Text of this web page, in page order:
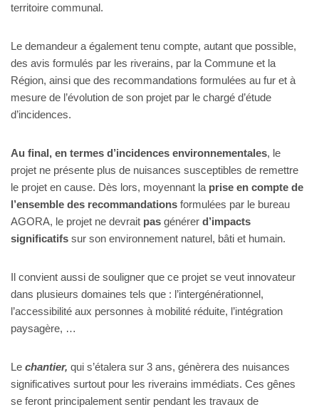
territoire communal.
Le demandeur a également tenu compte, autant que possible,
des avis formulés par les riverains, par la Commune et la
Région, ainsi que des recommandations formulées au fur et à
mesure de l’évolution de son projet par le chargé d’étude
d’incidences.
Au final, en termes d’incidences environnementales, le
projet ne présente plus de nuisances susceptibles de remettre
le projet en cause. Dès lors, moyennant la prise en compte de
l’ensemble des recommandations formulées par le bureau
AGORA, le projet ne devrait pas générer d’impacts
significatifs sur son environnement naturel, bâti et humain.
Il convient aussi de souligner que ce projet se veut innovateur
dans plusieurs domaines tels que : l’intergénérationnel,
l’accessibilité aux personnes à mobilité réduite, l’intégration
paysagère, …
Le chantier, qui s’étalera sur 3 ans, génèrera des nuisances
significatives surtout pour les riverains immédiats. Ces gênes
se feront principalement sentir pendant les travaux de